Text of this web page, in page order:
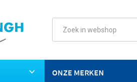
ONZE MERKEN